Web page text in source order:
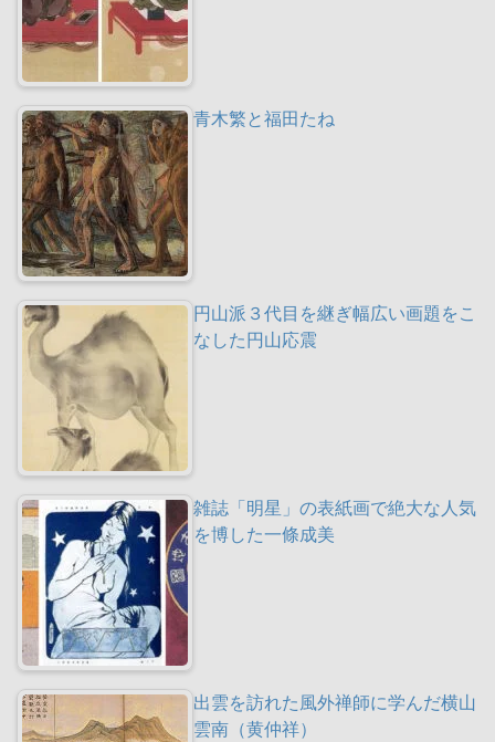
青木繁と福田たね
円山派３代目を継ぎ幅広い画題をこ
なした円山応震
雑誌「明星」の表紙画で絶大な人気
を博した一條成美
出雲を訪れた風外禅師に学んだ横山
雲南（黄仲祥）